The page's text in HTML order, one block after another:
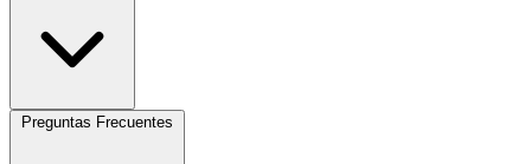
Preguntas Frecuentes